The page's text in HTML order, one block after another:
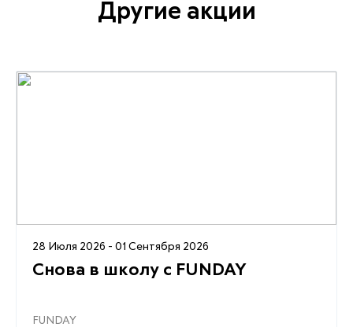
Другие акции
28 Июля 2026 - 01 Сентября 2026
Снова в школу с FUNDAY
FUNDAY